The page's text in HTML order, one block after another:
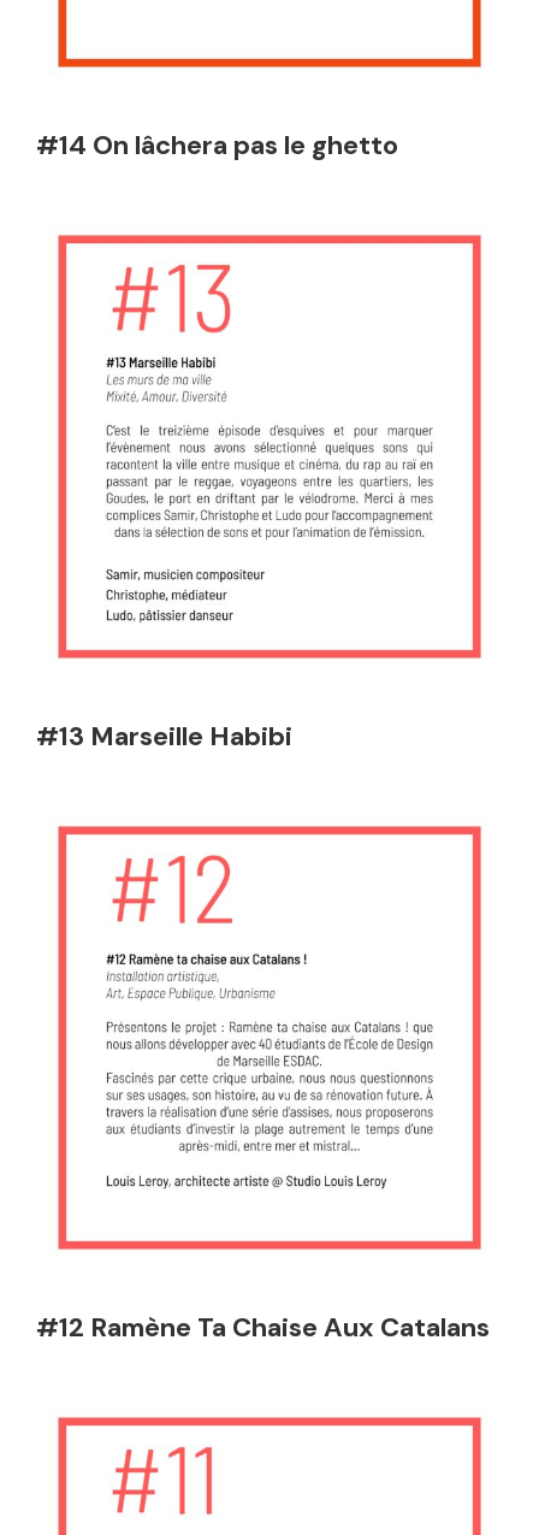
#14 On lâchera pas le ghetto
#13 Marseille Habibi
#12 Ramène Ta Chaise Aux Catalans